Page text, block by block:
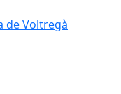
de Voltregà